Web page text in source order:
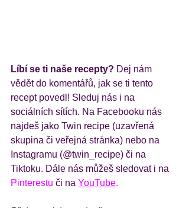
Líbí se ti naše recepty? Dej nám
vědět do komentářů, jak se ti tento
recept povedl! Sleduj nás i na
sociálních sítích. Na Facebooku nás
najdeš jako Twin recipe (uzavřená
skupina či veřejná stránka) nebo na
Instagramu (@twin_recipe) či na
Tiktoku. Dále nás můžeš sledovat i na
Pinterestu či na YouTube.